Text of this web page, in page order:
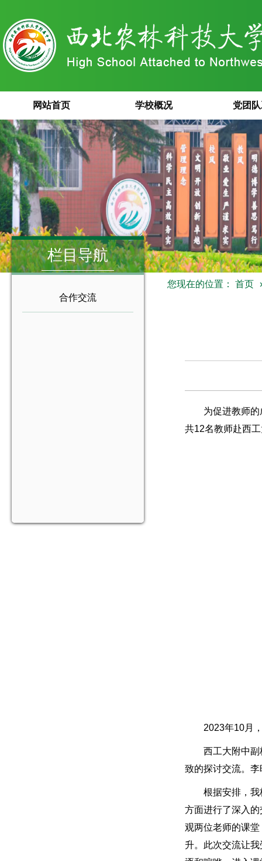
网站首页 学校概况 党团
栏目导航
合作交流
您现在的位置： 首页
为促进教师
共12名教师赴西
2023年10月
西工大附中副
致的探讨交流。
根据安排，
方面进行了深入
观两位老师的课
升。此次交流让